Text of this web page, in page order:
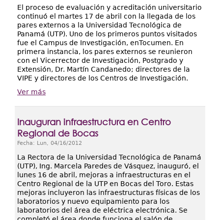
El proceso de evaluación y acreditación universitario
continuó el martes 17 de abril con la llegada de los
pares externos a la Universidad Tecnológica de
Panamá (UTP). Uno de los primeros puntos visitados
fue el Campus de Investigación, enTocumen. En
primera instancia, los pares externos se reunieron
con el Vicerrector de Investigación, Postgrado y
Extensión, Dr. Martín Candanedo; directores de la
VIPE y directores de los Centros de Investigación.
Ver más
Inauguran infraestructura en Centro
Regional de Bocas
Fecha: Lun, 04/16/2012
La Rectora de la Universidad Tecnológica de Panamá
(UTP), Ing. Marcela Paredes de Vásquez, inauguró, el
lunes 16 de abril, mejoras a infraestructuras en el
Centro Regional de la UTP en Bocas del Toro. Estas
mejoras incluyeron las infraestructuras físicas de los
laboratorios y nuevo equipamiento para los
laboratorios del área de eléctrica electrónica. Se